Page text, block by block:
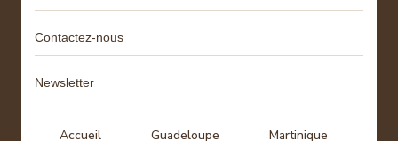
Contactez-nous
Newsletter
Accueil Guadeloupe Martinique